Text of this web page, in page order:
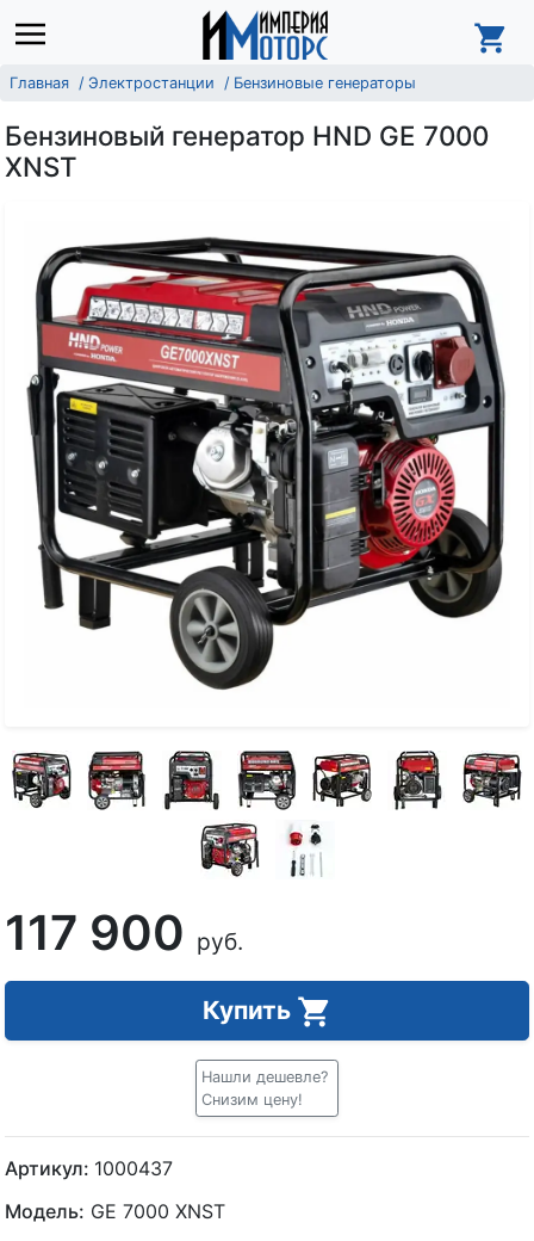
Главная Электростанции Бензиновые генераторы
Бензиновый генератор HND GE 7000
XNST
117 900 руб.
Купить
Нашли дешевле?
Снизим цену!
Артикул: 1000437
Модель: GE 7000 XNST